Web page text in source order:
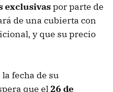
exclusivaspor parte de
de una cubierta con
y que su precio
fecha de su
que el26 de